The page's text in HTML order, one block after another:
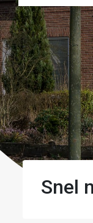
Snel